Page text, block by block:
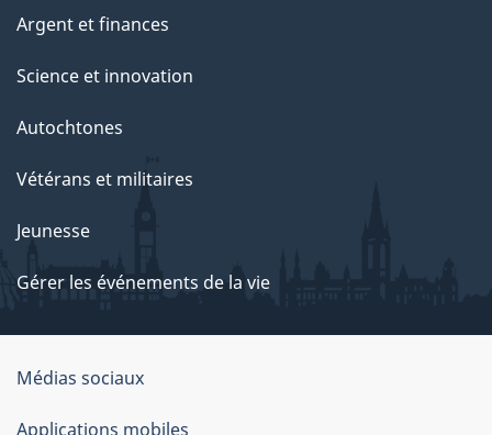
Argent et finances
Science et innovation
Autochtones
Vétérans et militaires
Jeunesse
Gérer les événements de la vie
Organisation
du
Médias sociaux
Applications mobiles